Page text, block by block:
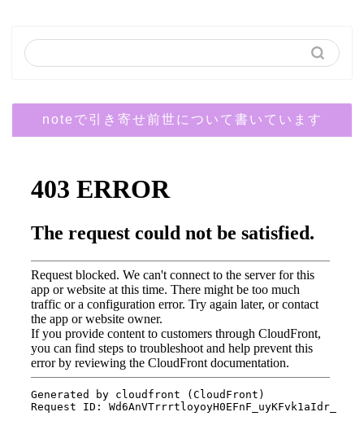
noteで引き寄せ前世について書いています